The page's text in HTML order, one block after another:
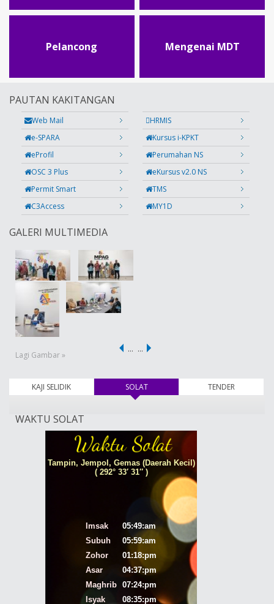
Pelancong Mengenai MDT
PAUTAN KAKITANGAN
Web Mail
HRMIS
e-SPARA
Kursus i-KPKT
eProfil
Perumahan NS
OSC 3 Plus
eKursus v2.0 NS
Permit Smart
TMS
C3Access
MY1D
GALERI MULTIMEDIA
Lagi Gambar »
… …
KAJI SELIDIK SOLAT(tab aktif) TENDER
WAKTU SOLAT